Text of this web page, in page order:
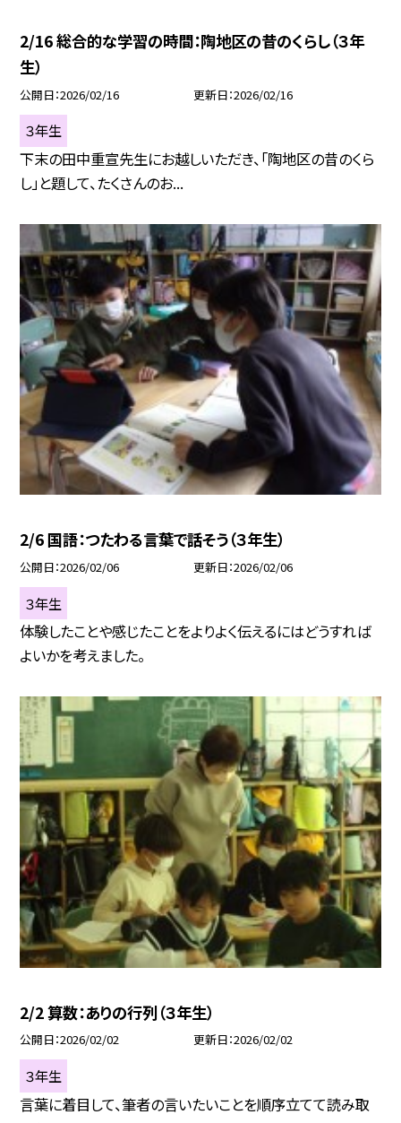
2/16 総合的な学習の時間：陶地区の昔のくらし（３年
生）
公開日 2026/02/16 更新日 2026/02/16
３年生
下末の田中重宣先生にお越しいただき、「陶地区の昔のくら
し」と題して、たくさんのお...
2/6 国語：つたわる言葉で話そう（３年生）
公開日 2026/02/06 更新日 2026/02/06
３年生
体験したことや感じたことをよりよく伝えるにはどうすれば
よいかを考えました。
2/2 算数：ありの行列（３年生）
公開日 2026/02/02 更新日 2026/02/02
３年生
言葉に着目して、筆者の言いたいことを順序立てて読み取